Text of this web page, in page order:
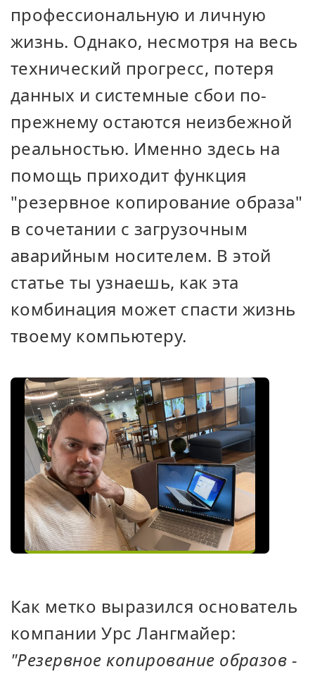
профессиональную и личную
жизнь. Однако, несмотря на весь
технический прогресс, потеря
данных и системные сбои по-
прежнему остаются неизбежной
реальностью. Именно здесь на
помощь приходит функция
"резервное копирование образа"
в сочетании с загрузочным
аварийным носителем. В этой
статье ты узнаешь, как эта
комбинация может спасти жизнь
твоему компьютеру.
Как метко выразился основатель
компании Урс Лангмайер:
"Резервное копирование образов -